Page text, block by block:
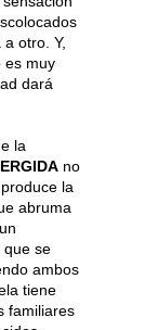
otro. Y,
es muy
dará
la
no
la
abruma
que se
ambos
tiene
familiares